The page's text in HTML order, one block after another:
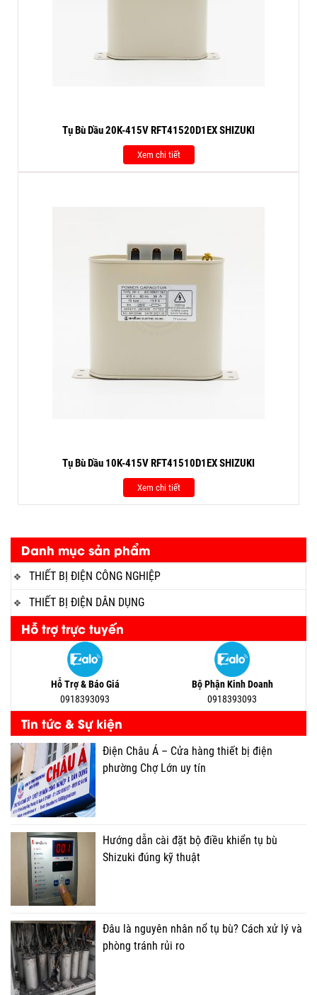
Danh mục sản phẩm
THIẾT BỊ ĐIỆN CÔNG NGHIỆP
THIẾT BỊ ĐIỆN DÂN DỤNG
Hỗ trợ trực tuyến
Hỗ Trợ & Báo Giá
0918393093
Bộ Phận Kinh Doanh
0918393093
Tin tức & Sự kiện
Điện Châu Á – Cửa hàng thiết bị điện
phường Chợ Lớn uy tín
Hướng dẫn cài đặt bộ điều khiển tụ bù
Shizuki đúng kỹ thuật
Đâu là nguyên nhân nổ tụ bù? Cách xử lý và
phòng tránh rủi ro
Tụ Bù Dầu 20K-415V RFT41520D1EX SHIZUKI
Xem chi tiết
Tụ Bù Dầu 10K-415V RFT41510D1EX SHIZUKI
Xem chi tiết